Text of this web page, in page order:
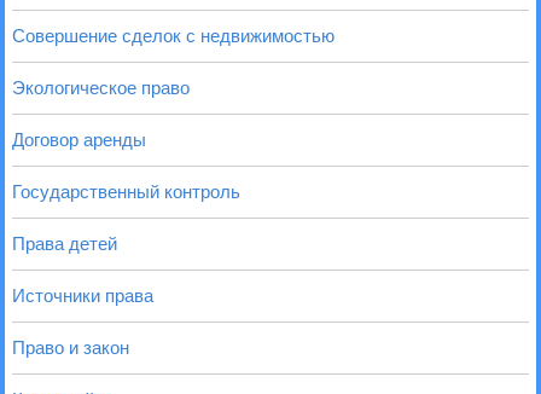
Совершение сделок с недвижимостью
Экологическое право
Договор аренды
Государственный контроль
Права детей
Источники права
Право и закон